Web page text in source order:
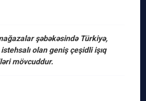
şəbəkəsində Türkiyə,
olan geniş çeşidli işıq
mövcuddur.